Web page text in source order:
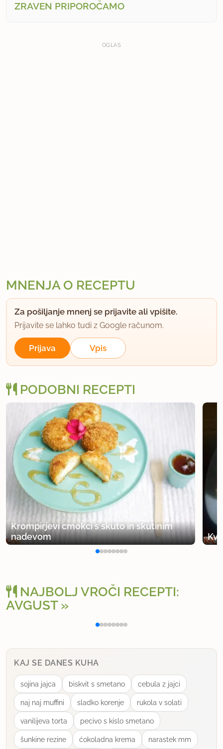
ZRAVEN PRIPOROČAMO
OGLAS
MNENJA O RECEPTU
Za pošiljanje mnenj se prijavite ali vpišite.
Prijavite se lahko tudi z Google računom.
Prijava Vpis
PODOBNI RECEPTI
Krompirjevi cmokci s skuto in skutinim
nadevom
NAJBOLJ VROČI RECEPTI:
AVGUST
Polnjena paprika na klasičen način
KAJ SE DANES KUHA
sojina jajca biskvit s smetano cebula z jajci
naj naj muffini sladko korenje rukola v solati
vanilijeva torta pecivo s kislo smetano
šunkine rezine ćokoladna krema narastek mm